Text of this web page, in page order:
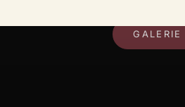
GALERIE